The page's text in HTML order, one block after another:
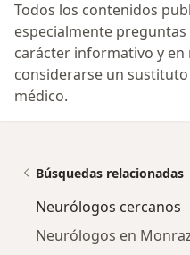
Todos los contenidos
especialmente
carácter informativo y en
considerarse un
médico.
Búsquedas relacionadas
Neurólogos cercanos
Neurólogos en